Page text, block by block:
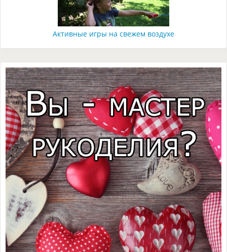
Активные игры на свежем воздухе